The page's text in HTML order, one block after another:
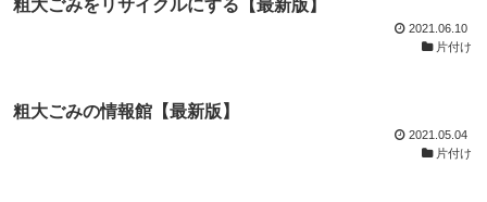
粗大ごみをリサイクルにする【最新版】
2021.06.10
片付け
粗大ごみの情報館【最新版】
2021.05.04
片付け